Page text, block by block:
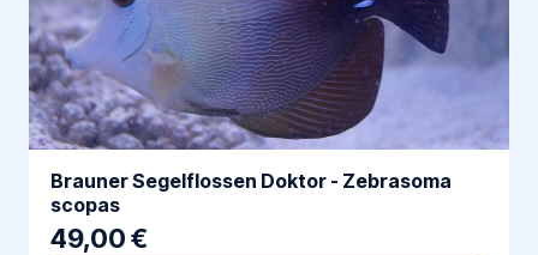
Brauner Segelflossen Doktor - Zebrasoma
scopas
49,00 €